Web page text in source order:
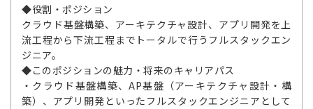
◆役割・ポジション
クラウド基盤構築、アーキテクチャ設計、アプリ開発を上
流工程から下流工程までトータルで行うフルスタックエン
ジニア。
◆このポジションの魅力・将来のキャリアパス
・クラウド基盤構築、AP基盤（アーキテクチャ設計・構
築）、アプリ開発といったフルスタックエンジニアとして